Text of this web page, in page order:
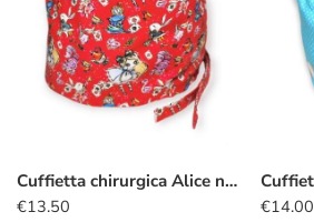
Cuffietta chirurgica Alice nel Paese delle Meraviglie rosso
€13.50
€14.00